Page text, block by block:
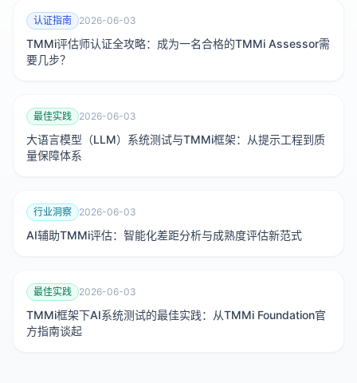
认证指南 2026-06-03
TMMi评估师认证全攻略：成为一名合格的TMMi Assessor需
要几步？
最佳实践 2026-06-03
大语言模型（LLM）系统测试与TMMi框架：从提示工程到质
量保障体系
行业洞察 2026-06-03
AI辅助TMMi评估：智能化差距分析与成熟度评估新范式
最佳实践 2026-06-03
TMMi框架下AI系统测试的最佳实践：从TMMi Foundation官
方指南谈起